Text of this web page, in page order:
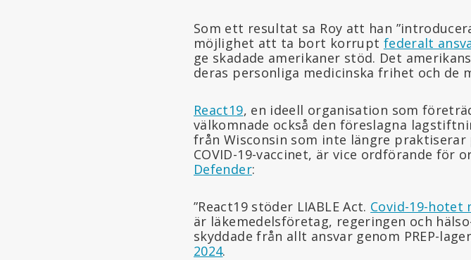
Som ett resultat sa Roy att han
möjlighet att ta bort korrupt federalt
ge skadade amerikaner stöd. Det
deras personliga medicinska frihet och de
React19, en ideell organisation som
välkomnade också den föreslagna
från Wisconsin som inte längre
COVID-19-vaccinet, är vice ordförande för
Defender:
”React19 stöder LIABLE Act. Covid-19-hotet
är läkemedelsföretag, regeringen och
skyddade från allt ansvar genom PREP-
2024.